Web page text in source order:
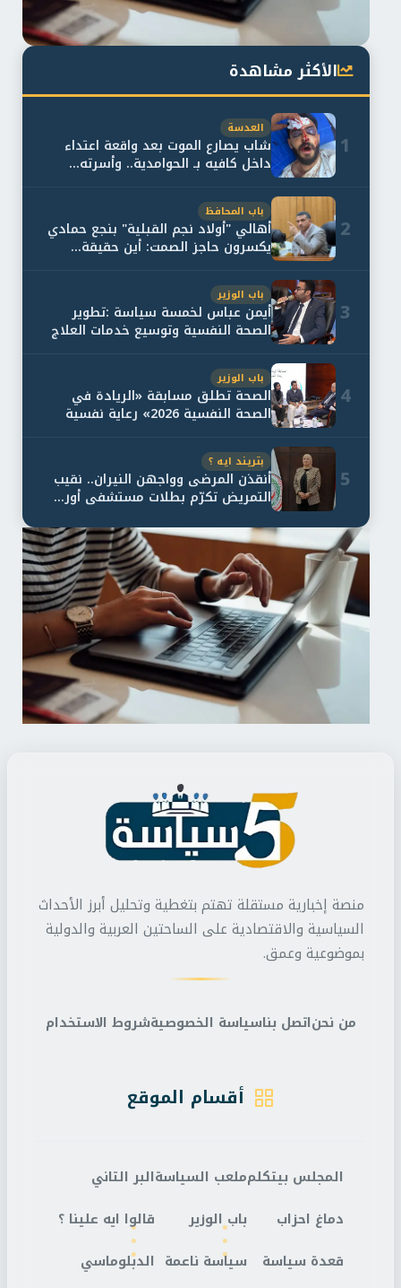
الأكثر مشاهدة
1
العدسة
شاب يصارع الموت بعد واقعة اعتداء
داخل كافيه بـ الحوامدية.. وأسرته...
2
باب المحافظ
أهالي "أولاد نجم القبلية" بنجع حمادي
يكسرون حاجز الصمت: أين حقيقة...
3
باب الوزير
أيمن عباس لخمسة سياسة :تطوير
الصحة النفسية وتوسيع خدمات العلاج
4
باب الوزير
الصحة تطلق مسابقة «الريادة في
الصحة النفسية 2026» رعاية نفسية
5
بتريند ايه ؟
أنقذن المرضى وواجهن النيران.. نقيب
التمريض تكرّم بطلات مستشفى أور...
منصة إخبارية مستقلة تهتم بتغطية وتحليل أبرز الأحداث
السياسية والاقتصادية على الساحتين العربية والدولية
بموضوعية وعمق.
من نحناتصل بناسياسة الخصوصيةشروط الاستخدام
أقسام الموقع
المجلس بيتكلم
دماغ احزاب
قعدة سياسة
ملعب السياسة
باب الوزير
سياسة ناعمة
البر التاني
قالوا ايه علينا ؟
الدبلوماسي